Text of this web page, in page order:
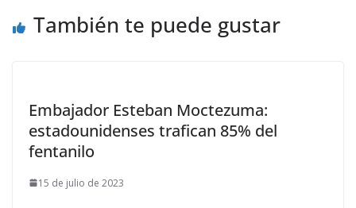
También te puede gustar
Embajador Esteban Moctezuma:
estadounidenses trafican 85% del
fentanilo
15 de julio de 2023